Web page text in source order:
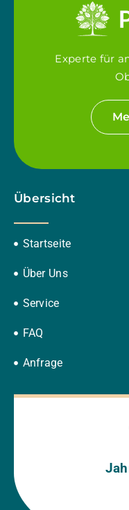
Experte für
Übersicht
Startseite
Über Uns
Service
FAQ
Anfrage